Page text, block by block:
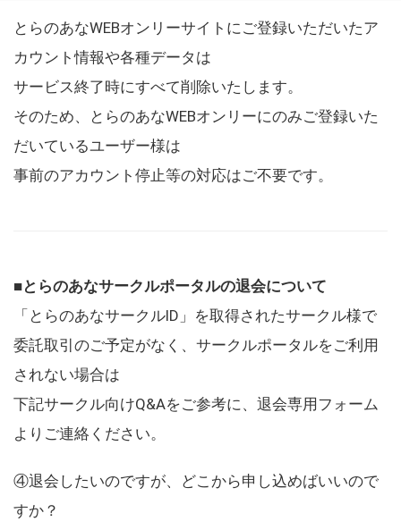
とらのあなWEBオンリーサイトにご登録いただいたア
カウント情報や各種データは
サービス終了時にすべて削除いたします。
そのため、とらのあなWEBオンリーにのみご登録いた
だいているユーザー様は
事前のアカウント停止等の対応はご不要です。
■とらのあなサークルポータルの退会について
「とらのあなサークルID」を取得されたサークル様で
委託取引のご予定がなく、サークルポータルをご利用
されない場合は
下記サークル向けQ&Aをご参考に、退会専用フォーム
よりご連絡ください。
④退会したいのですが、どこから申し込めばいいので
すか？